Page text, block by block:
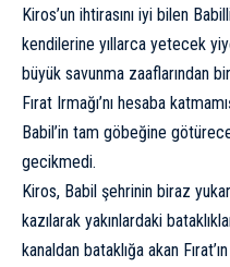
Kiros’un ihtirasını iyi bilen
kendilerine yıllarca yetecek
büyük savunma zaaflarından
Fırat Irmağı’nı hesaba
Babil’in tam göbeğine
gecikmedi.
Kiros, Babil şehrinin biraz
kazılarak yakınlardaki
kanaldan bataklığa akan